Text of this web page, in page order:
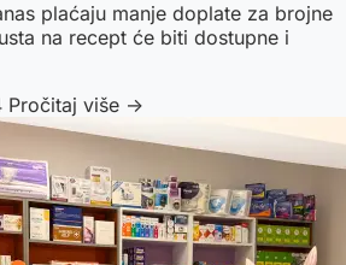
plaćaju manje doplate za brojne
na recept će biti dostupne i
Pročitaj više →